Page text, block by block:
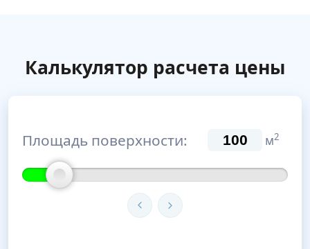
Калькулятор расчета цены
Площадь поверхности: м2